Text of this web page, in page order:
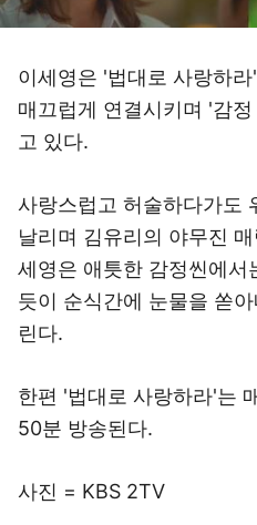
이세영은 '법대로 사랑하
매끄럽게 연결시키며 '감
고 있다.
사랑스럽고 허술하다가도
날리며 김유리의 야무진
세영은 애틋한 감정씬에서
듯이 순식간에 눈물을 쏟
린다.
한편 '법대로 사랑하라'는
50분 방송된다.
사진 = KBS 2TV